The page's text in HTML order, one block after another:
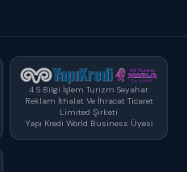
4 S Bilgi İşlem Turizm Seyahat
Reklam İthalat Ve İhracat Ticaret
Limited Şirketi
Yapı Kredi World Business Üyesi